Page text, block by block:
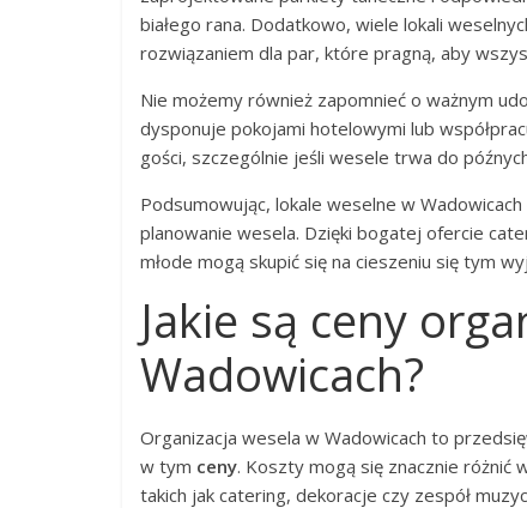
białego rana. Dodatkowo, wiele lokali
rozwiązaniem dla par, które pragną, aby
Nie możemy również zapomnieć o ważnym
dysponuje pokojami hotelowymi lub
gości, szczególnie jeśli wesele trwa do
Podsumowując, lokale weselne w
planowanie wesela. Dzięki bogatej ofercie
młode mogą skupić się na cieszeniu się tym
Jakie są ceny
Wadowicach?
Organizacja wesela w Wadowicach to
w tym ceny. Koszty mogą się znacznie różnić
takich jak catering, dekoracje czy zespół